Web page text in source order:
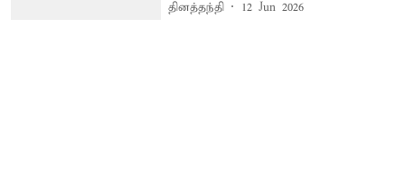
தினத்தந்தி 12 Jun 2026